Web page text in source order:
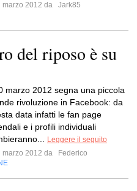
marzo 2012 da
Jark85
del riposo è su
marzo 2012 segna una piccola
rivoluzione in Facebook: da
data infatti le fan page
e i profili individuali
Leggere il seguito
marzo 2012 da
Federico